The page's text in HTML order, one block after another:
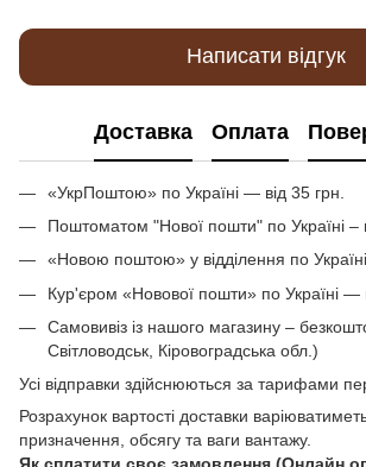
Написати відгук
Доставка Оплата
«УкрПоштою» по Україні — від 35 грн.
Поштоматом "Нової пошти" по Україні –
«Новою поштою» у відділення по
Кур'єром «Новової пошти» по Україні —
Самовивіз із нашого магазину –
Світловодськ, Кіровоградська обл.)
Усі відправки здійснюються за тарифами
Розрахунок вартості доставки
призначення, обсягу та ваги вантажу.